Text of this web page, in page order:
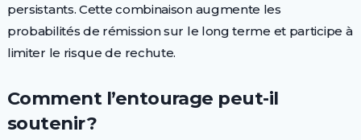
persistants. Cette combinaison augmente les
probabilités de rémission sur le long terme et participe à
limiter le risque de rechute.
Comment l’entourage peut-il
soutenir ?